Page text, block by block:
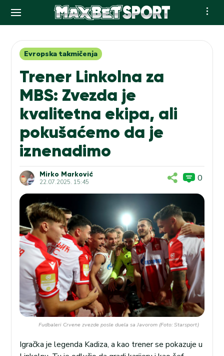
contentEvropska takmičenja
Trener Linkolna za
MBS: Zvezda je
kvalitetna ekipa, ali
pokušaćemo da je
iznenadimo
Mirko Marković
22.07.2025. 15:45 0
Fudbaleri Crvene zvezde posle duela sa Javorom (Foto: Starsport)
Igračka je legenda Kadiza, a kao trener se pokazuje u